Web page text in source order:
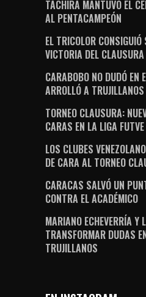
TÁCHIRA MANTUVO EL
AL PENTACAMPEÓN
EL TRICOLOR
VICTORIA DEL CLAUSURA
CARABOBO NO DUDÓ EN
ARROLLÓ A TRUJILLANOS
TORNEO CLAUSURA:
CARAS EN LA LIGA FUTVE
LOS CLUBES
DE CARA AL TORNEO
CARACAS SALVÓ UN
CONTRA EL ACADÉMICO
MARIANO ECHEVERRÍA Y
TRANSFORMAR DUDAS
TRUJILLANOS